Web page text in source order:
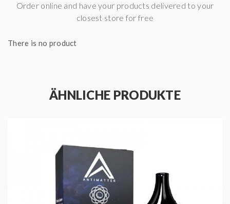
Order online and have your products delivered to your
closest store for free
There is no product
ÄHNLICHE PRODUKTE